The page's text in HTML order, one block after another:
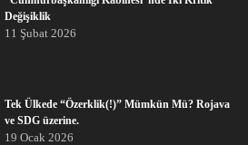
Değişiklik
11 Şubat 2026
Tek Ülkede “Özerklik(!)” Mümkün Mü? Rojava
ve SDG üzerine.
19 Ocak 2026